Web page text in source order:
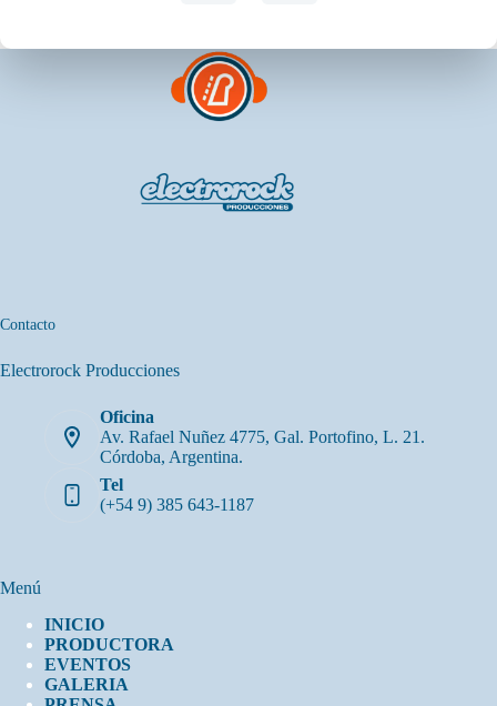
Contacto
Electrorock Producciones
Oficina
Av. Rafael Nuñez 4775, Gal. Portofino, L. 21.
Córdoba, Argentina.
Tel
(+54 9) 385 643-1187
Menú
INICIO
PRODUCTORA
EVENTOS
GALERIA